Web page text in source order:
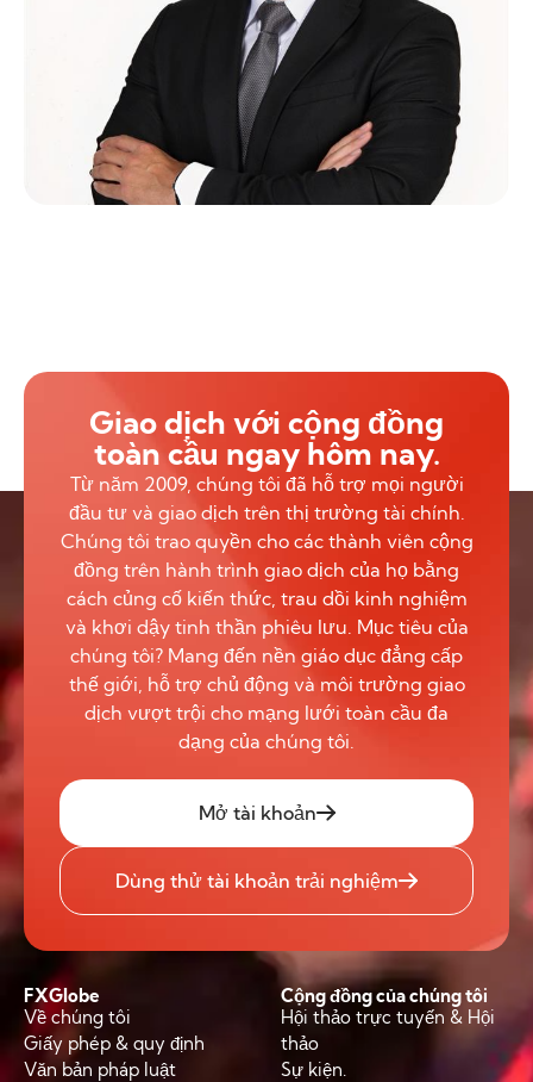
Giao dịch với cộng đồng
toàn cầu ngay hôm nay.
Từ năm 2009, chúng tôi đã hỗ trợ mọi người
đầu tư và giao dịch trên thị trường tài chính.
Chúng tôi trao quyền cho các thành viên cộng
đồng trên hành trình giao dịch của họ bằng
cách củng cố kiến thức, trau dồi kinh nghiệm
và khơi dậy tinh thần phiêu lưu. Mục tiêu của
chúng tôi? Mang đến nền giáo dục đẳng cấp
thế giới, hỗ trợ chủ động và môi trường giao
dịch vượt trội cho mạng lưới toàn cầu đa
dạng của chúng tôi.
Mở tài khoản
Dùng thử tài khoản trải nghiệm
FXGlobe
Về chúng tôi
Giấy phép & quy định
Văn bản pháp luật
Cộng đồng của chúng tôi
Hội thảo trực tuyến & Hội
thảo
Sự kiện.